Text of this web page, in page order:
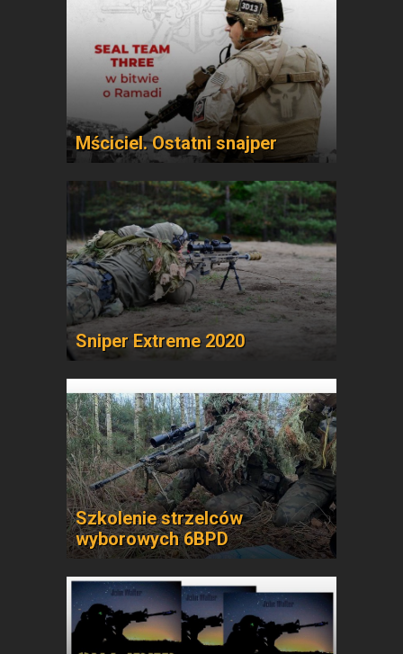
Mściciel. Ostatni snajper
Sniper Extreme 2020
Szkolenie strzelców
wyborowych 6BPD